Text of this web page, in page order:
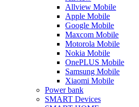
Allview Mobile
Apple Mobile
Google Mobile
Maxcom Mobile
Motorola Mobile
Nokia Mobile
OnePLUS Mobile
Samsung Mobile
Xiaomi Mobile
Power bank
SMART Devices